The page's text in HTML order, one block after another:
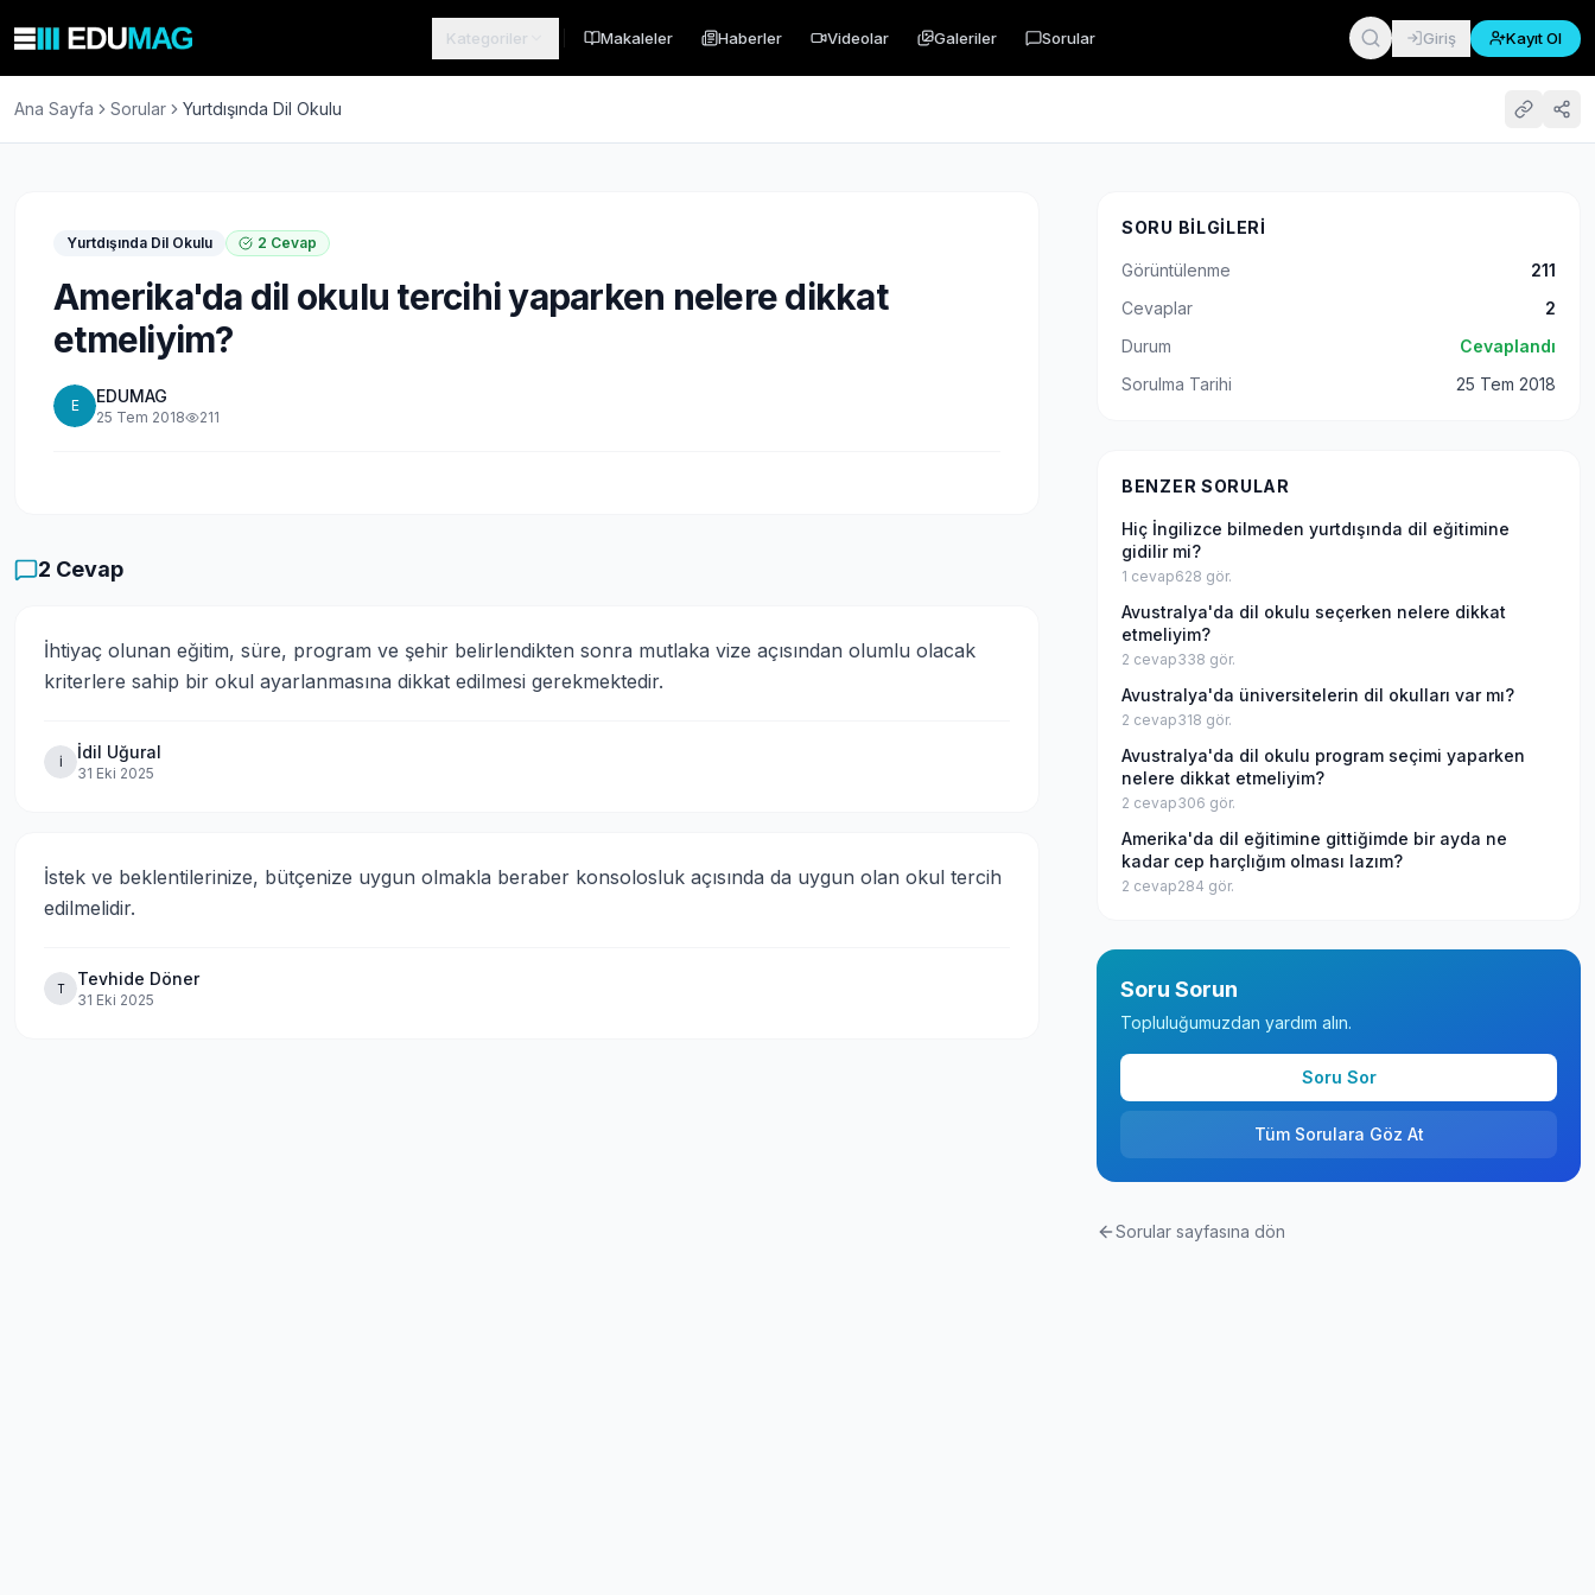
Kategoriler Makaleler Haberler Videolar Galeriler Sorular Giriş Kayıt Ol
Ana Sayfa Sorular Yurtdışında Dil Okulu
Yurtdışında Dil Okulu 2 Cevap
Amerika'da dil okulu tercihi yaparken nelere dikkat
etmeliyim?
E EDUMAG
25 Tem 2018 211
2 Cevap
İhtiyaç olunan eğitim, süre, program ve şehir belirlendikten sonra mutlaka vize açısından olumlu olacak
kriterlere sahip bir okul ayarlanmasına dikkat edilmesi gerekmektedir.
İ İdil Uğural
31 Eki 2025
İstek ve beklentilerinize, bütçenize uygun olmakla beraber konsolosluk açısında da uygun olan okul tercih
edilmelidir.
T Tevhide Döner
31 Eki 2025
SORU BILGILERI
Görüntülenme
211
Cevaplar
2
Durum
Cevaplandı
Sorulma Tarihi
25 Tem 2018
BENZER SORULAR
Hiç İngilizce bilmeden yurtdışında dil eğitimine
gidilir mi?
1 cevap628 gör.
Avustralya'da dil okulu seçerken nelere dikkat
etmeliyim?
2 cevap338 gör.
Avustralya'da üniversitelerin dil okulları var mı?
2 cevap318 gör.
Avustralya'da dil okulu program seçimi yaparken
nelere dikkat etmeliyim?
2 cevap306 gör.
Amerika'da dil eğitimine gittiğimde bir ayda ne
kadar cep harçlığım olması lazım?
2 cevap284 gör.
Soru Sorun
Topluluğumuzdan yardım alın.
Soru Sor
Tüm Sorulara Göz At
Sorular sayfasına dön